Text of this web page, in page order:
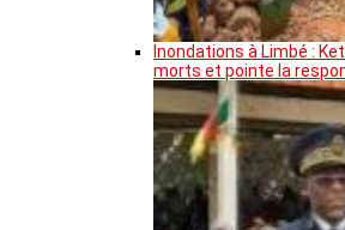
Inondations à Limbé :
morts et pointe la